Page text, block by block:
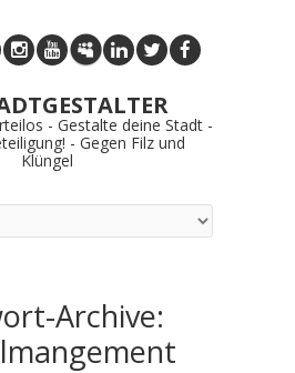
- Gestalte deine Stadt -
- Gegen Filz und
Klüngel
Archive: